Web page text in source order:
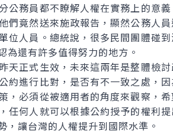
務員都不瞭解人權在實務上的意義
們竟然送來施政報告，顯然公務人
位人員。總統說，很多民間團體碰
為還有許多值得努力的地方。
正式生效，未來這兩年是整體檢討
約進行比對，是否有不一致之處，
，必須從被適用者的角度來觀察，
任何人就可以根據公約授予的權利
讓台灣的人權提升到國際水準。